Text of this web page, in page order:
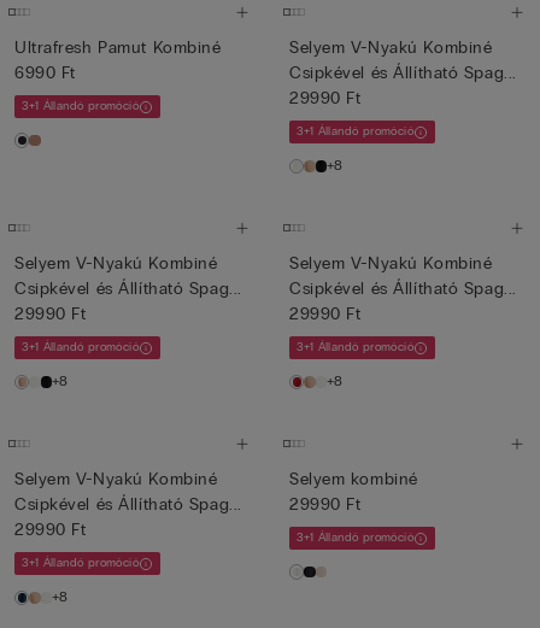
Ultrafresh Pamut Kombiné
6990 Ft
3+1 Állandó promóció
Selyem V-Nyakú Kombiné
Csipkével és Állítható Spag...
29990 Ft
3+1 Állandó promóció
+8
Selyem V-Nyakú Kombiné
Csipkével és Állítható Spag...
29990 Ft
3+1 Állandó promóció
+8
Selyem V-Nyakú Kombiné
Csipkével és Állítható Spag...
29990 Ft
3+1 Állandó promóció
+8
Selyem V-Nyakú Kombiné
Csipkével és Állítható Spag...
29990 Ft
3+1 Állandó promóció
+8
Selyem kombiné
29990 Ft
3+1 Állandó promóció